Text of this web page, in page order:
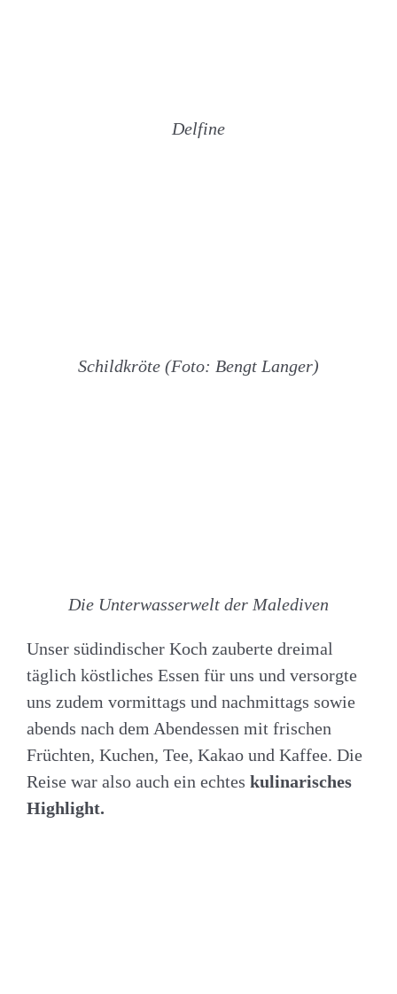
Delfine
Schildkröte (Foto: Bengt Langer)
Die Unterwasserwelt der Malediven
Unser südindischer Koch zauberte dreimal
täglich köstliches Essen für uns und versorgte
uns zudem vormittags und nachmittags sowie
abends nach dem Abendessen mit frischen
Früchten, Kuchen, Tee, Kakao und Kaffee. Die
Reise war also auch ein echtes kulinarisches
Highlight.